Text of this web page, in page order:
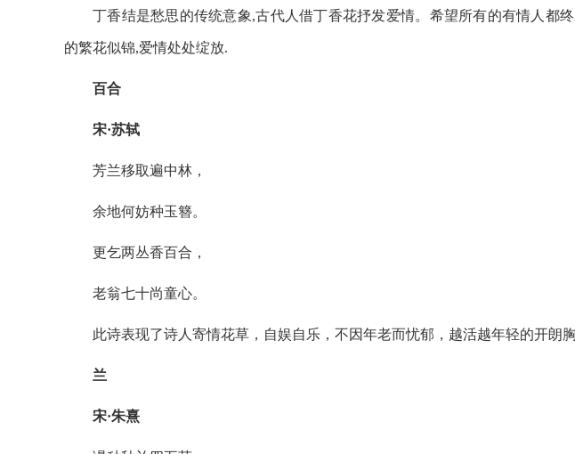
丁香结是愁思的传统意象,古代人借丁香花抒发爱情。希望所有的有情人都
的繁花似锦,爱情处处绽放.
百合
宋·苏轼
芳兰移取遍中林，
余地何妨种玉簪。
更乞两丛香百合，
老翁七十尚童心。
此诗表现了诗人寄情花草，自娱自乐，不因年老而忧郁，越活越年轻的开朗胸
兰
宋·朱熹